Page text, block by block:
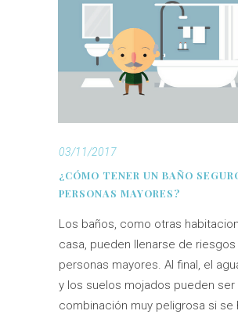
03/11/2017
¿CÓMO TENER UN BAÑO
PERSONAS MAYORES?
Los baños, como otras
casa, pueden llenarse de riesgos
personas mayores. Al final, el
y los suelos mojados pueden ser
combinación muy peligrosa si se